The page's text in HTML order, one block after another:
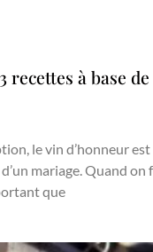
recettes à base
le vin d’honneur
mariage. Quand on
que